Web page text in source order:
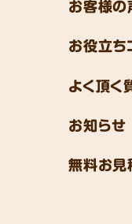
お客様の
お役立ち
よく頂く
お知らせ
無料お見